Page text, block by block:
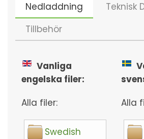
Nedladdning
Teknisk
Tillbehör
Vanliga
engelska filer:
Alla filer:
Swedish
Alla